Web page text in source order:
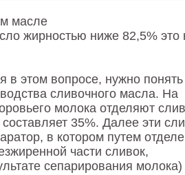
масле
жирностью ниже 82,5% это
в этом вопросе, нужно понять
сливочного масла. На
молока отделяют
35%. Далее эти
в котором путем
части сливок,
сепарирования молока)